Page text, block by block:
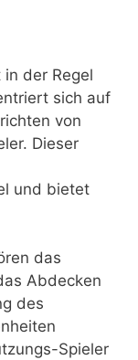
der Regel
sich auf
von
Dieser
und bietet
das
Abdecken
des
Spieler